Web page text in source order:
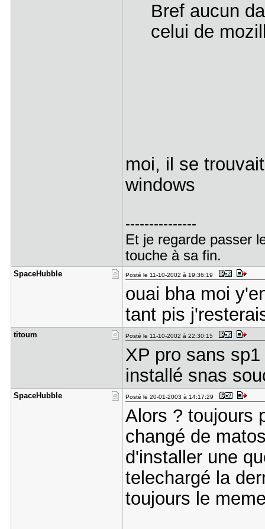
Bref aucun
celui de
moi, il se
windows
---------------
Et je regarde passer
touche à sa fin.
SpaceHubbl​e Posté le 11-10-2002 à 19:36:19
ouai bha moi
tant pis
titoum Posté le 11-10-2002 à 22:30:15
XP pro sans
installé snas
SpaceHubbl​e Posté le 20-01-2003 à 14:17:29
Alors ? toujours
changé de
d'installer une
telechargé la
toujours le